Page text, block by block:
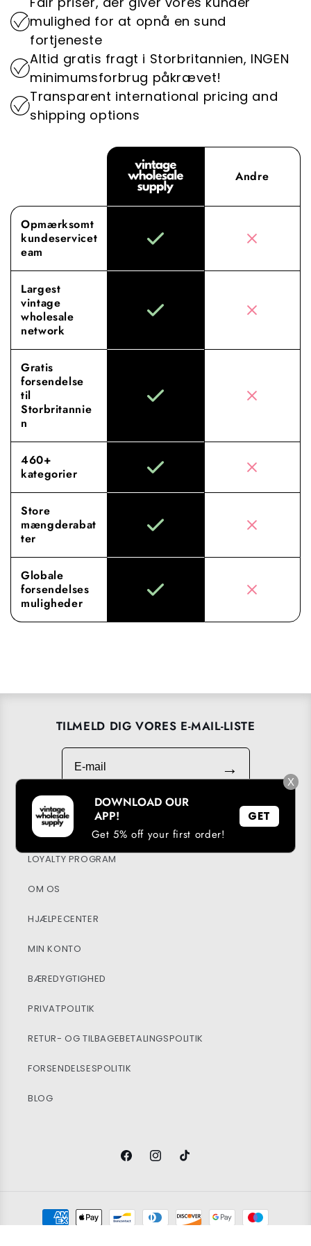
miljøpåvirkning.
Oplev forskellen med Vintage Wholesale
Supply, hvor vores dedikation til overlegne
indkøb og service løfter din engrosoplevelse til
nye højder.
mulighed for at opnå en sund
fortjeneste
Altid gratis fragt i Storbritannien, INGEN
minimumsforbrug påkrævet!
Transparent international pricing and
shipping options
Andre
Opmærksomt
kundeservicet
eam
Largest
vintage
wholesale
network
Gratis
forsendelse
til
Storbritannie
n
460+
kategorier
Store
mængderabat
ter
Globale
forsendelses
muligheder
TILMELD DIG VORES E-MAIL-LISTE
E-mail
→
DOWNLOAD VORES APP
LOYALTY PROGRAM
OM OS
HJÆLPECENTER
MIN KONTO
BÆREDYGTIGHED
PRIVATPOLITIK
RETUR- OG TILBAGEBETALINGSPOLITIK
FORSENDELSESPOLITIK
BLOG
FacebookInstagramTikTok
Betalingsmetoder
X
DOWNLOAD OUR
APP!
Get 5% off your first order!
GET